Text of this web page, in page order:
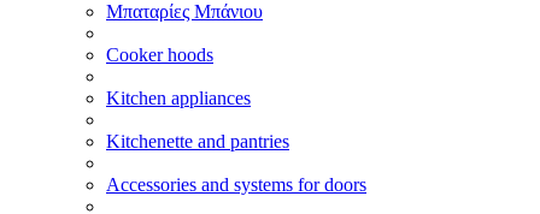
Μπαταρίες Μπάνιου
Cooker hoods
Kitchen appliances
Kitchenette and pantries
Accessories and systems for doors